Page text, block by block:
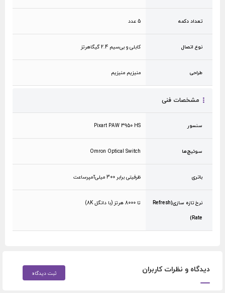
تعداد دکمه 5 عدد
نوع اتصال کابلی و بی‌سیم 2.4 گیگاهرتز
طراحی منیزیم منیزیم
مشخصات فنی
سنسور Pixart PAW 3950 HS
سوئیچ‌ها Omron Optical Switch
باتری ظرفیتی برابر 300 میلی‌آمپر‌ساعت
نرخ تازه سازی(Refresh
Rate)
تا 8000 هرتز (با دانگل 8K)
دیدگاه و نظرات کاربران ثبت دیدگاه